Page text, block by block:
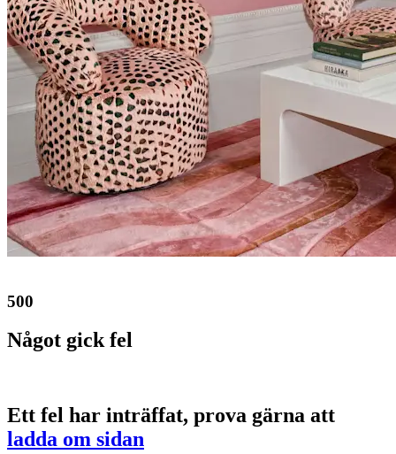
500
Något gick fel
Ett fel har inträffat, prova gärna att
ladda om sidan